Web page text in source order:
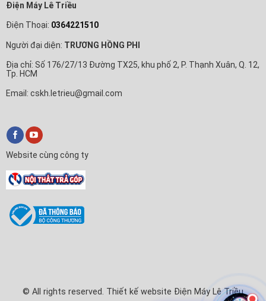
Điện Máy Lê Triều
Điện Thoại: 0364221510
Người đại diện: TRƯƠNG HỒNG PHI
Địa chỉ: Số 176/27/13 Đường TX25, khu phố 2, P. Thạnh Xuân, Q. 12,
Tp. HCM
Email: cskh.letrieu@gmail.com
Website cùng công ty
© All rights reserved. Thiết kế website Điện Máy Lê Triều